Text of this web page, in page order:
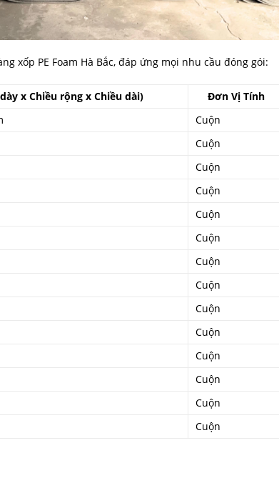
xốp PE Foam Hà Bắc, đáp ứng mọi nhu cầu đóng gói:
x Chiều rộng x Chiều dài)
Đơn Vị Tính
Cuộn
Cuộn
Cuộn
Cuộn
Cuộn
Cuộn
Cuộn
Cuộn
Cuộn
Cuộn
Cuộn
Cuộn
Cuộn
Cuộn